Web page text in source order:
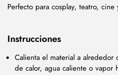
Perfecto para cosplay, teatro, cine
Instrucciones
Calienta el material a alrededor
de calor, agua caliente o vapor